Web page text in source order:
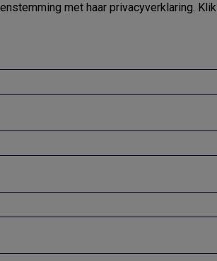
met haar privacyverklaring. Klik